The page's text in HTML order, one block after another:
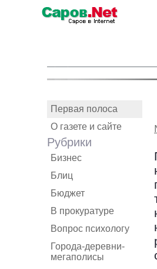
Первая полоса
О газете и сайте
Рубрики
Бизнес
Блиц
Бюджет
В прокуратуре
Вопрос психологу
Города-деревни-
мегаполисы